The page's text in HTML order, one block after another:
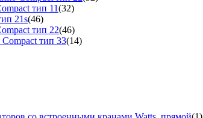
тип 11(32)
21s(46)
тип 22(46)
тип 33(14)